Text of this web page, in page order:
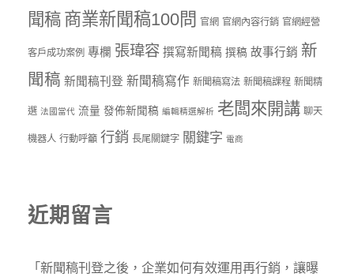
聞稿 商業新聞稿100問 官網 官網內容行銷 官網經營
客戶成功案例 專欄 張瑋容 撰寫新聞稿 撰稿 故事行銷 新
聞稿 新聞稿刊登 新聞稿寫作 新聞稿寫法 新聞稿課程 新聞精
選 法國當代 流量 發佈新聞稿 編輯精選解析 老闆來開講 聊天
機器人 行動呼籲 行銷 長尾關鍵字 關鍵字 電商
近期留言
「 新聞稿刊登之後，企業如何有效運用再行銷，讓曝